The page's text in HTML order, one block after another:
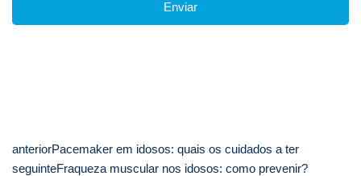
anteriorPacemaker em idosos: quais os cuidados a ter
seguinteFraqueza muscular nos idosos: como prevenir?